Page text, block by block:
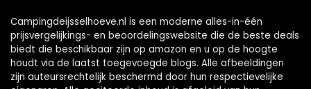
Campingdeijsselhoeve.nl is een moderne alles-in-één
prijsvergelijkings- en beoordelingswebsite die de beste deals
biedt die beschikbaar zijn op amazon en u op de hoogte
houdt via de laatst toegevoegde blogs. Alle afbeeldingen
zijn auteursrechtelijk beschermd door hun respectievelijke